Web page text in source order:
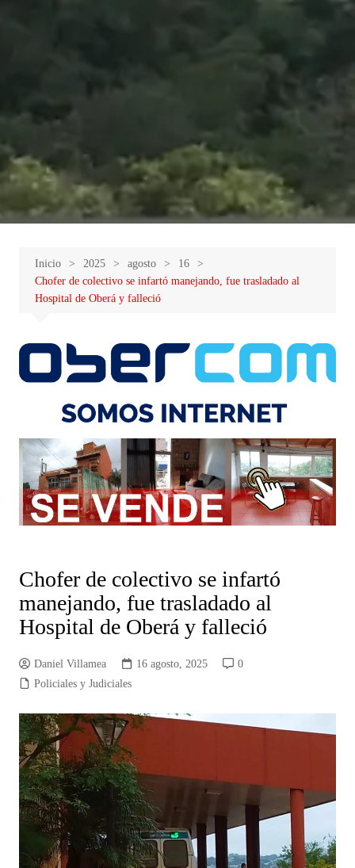
Inicio 2025 agosto
16
Chofer de colectivo se infartó manejando, fue trasladado al
Hospital de Oberá y falleció
Chofer de colectivo se infartó
manejando, fue trasladado al
Hospital de Oberá y falleció
Daniel Villamea 16 agosto, 2025
0
Policiales y Judiciales